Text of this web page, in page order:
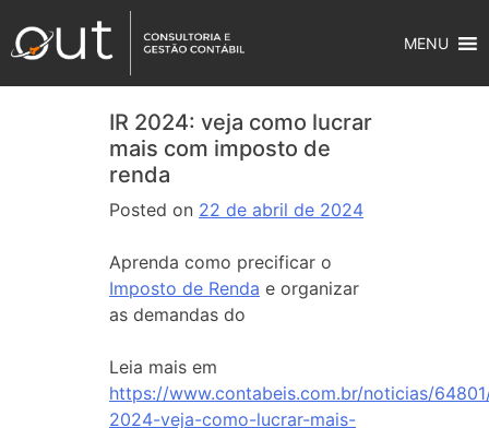
MENU
IR 2024: veja como lucrar
mais com imposto de
renda
Posted on 22 de abril de 2024
Aprenda como precificar o
Imposto de Renda e organizar
as demandas do
Leia mais em
https://www.contabeis.com.br/noticias/
2024-veja-como-lucrar-mais-